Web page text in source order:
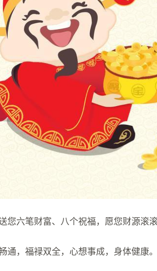
您六笔财富、八个祝福，愿您财源滚滚
通，福禄双全，心想事成，身体健康。